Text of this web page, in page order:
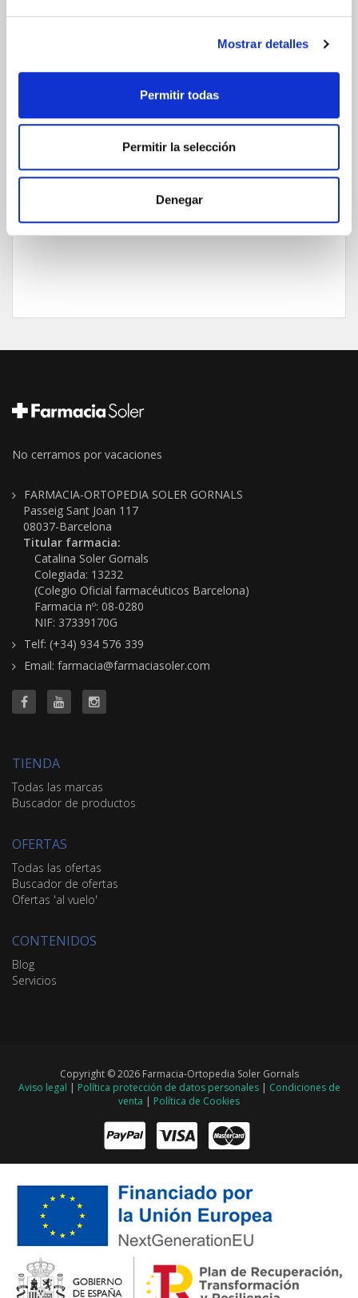
Mostrar detalles
Permitir todas
Permitir la selección
Denegar
GARANTÍA DE CALIDAD
No cerramos por vacaciones
FARMACIA-ORTOPEDIA SOLER GORNALS
Passeig Sant Joan 117
08037-Barcelona
Titular farmacia:
Catalina Soler Gornals
Colegiada: 13232
(Colegio Oficial farmacéuticos Barcelona)
Farmacia nº: 08-0280
NIF: 37339170G
Telf: (+34) 934 576 339
Email: farmacia@farmaciasoler.com
TIENDA
Todas las marcas
Buscador de productos
OFERTAS
Todas las ofertas
Buscador de ofertas
Ofertas 'al vuelo'
CONTENIDOS
Blog
Servicios
Copyright © 2026 Farmacia-Ortopedia Soler Gornals
Aviso legal | Política protección de datos personales| Condiciones de
venta | Política de Cookies